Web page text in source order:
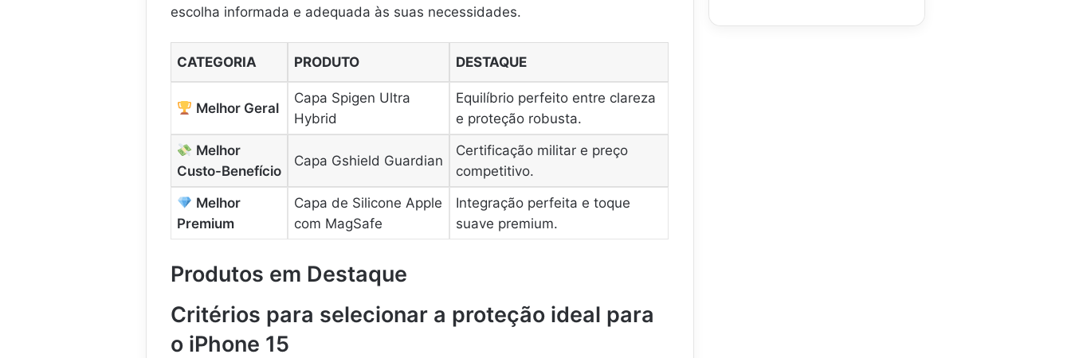
escolha informada e adequada às suas necessidades.
CATEGORIA PRODUTO DESTAQUE
Melhor Geral
Capa Spigen Ultra
Hybrid
Equilíbrio perfeito entre clareza
e proteção robusta.
Melhor
Custo-Benefício
Capa Gshield Guardian
Certificação militar e preço
competitivo.
Melhor
Premium
Capa de Silicone Apple
com MagSafe
Integração perfeita e toque
suave premium.
Produtos em Destaque
Critérios para selecionar a proteção ideal para
o iPhone 15